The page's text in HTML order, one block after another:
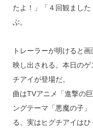
たよ！」「４回観まし
ぶ。
トレーラーが明けると
映し出される。本日の
チアイが登場だ。
曲はTVアニメ「進撃の
ングテーマ「悪魔の子
る。実はヒグチアイは